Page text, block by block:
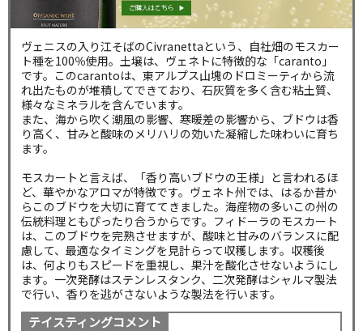
ヴェニスの入り江そばのCivranettaという、自社畑のモスカー
ト種を100％使用。土壌は、ヴェネトに特徴的な「caranto」
です。このcarantoは、東アルプス山塊のドロミーティから流
れ出たものが堆積してできており、石灰質を多く含む粘土質、
様々なミネラルを含んでいます。
また、海から吹く潮風の影響、寒暖差の影響から、ブドウは香
り高く、甘みと酸味のメリハリの効いた凝縮した味わいに育ち
ます。
モスカートと言えば、「香り高いブドウの王様」と言われるほ
ど、華やかなアロマが特徴です。ヴェネト州では、はるか昔か
らこのブドウを大切に育ててきました。海産物の多いこの州の
伝統料理ともぴったり合うからです。フィドーラのモスカート
は、このブドウを完熟させますが、酸味と甘みのバランスに配
慮して、最適なタイミングを見計らって収穫します。収穫後
は、何よりもスピードを重視し、果汁を酸化させないようにし
ます。一次発酵はステンレスタンク、二次発酵はシャルマ製法
で行い、香りを逃がさないような製法を行います。
テイスティングコメント